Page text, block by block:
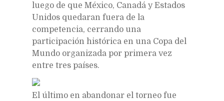
luego de que México, Canadá yEstados
Unidos quedaran fuera de la
competencia, cerrando una
participación histórica en una Copa del
Mundo organizada por primera vez
entre tres países.
El último en abandonar el torneo fue